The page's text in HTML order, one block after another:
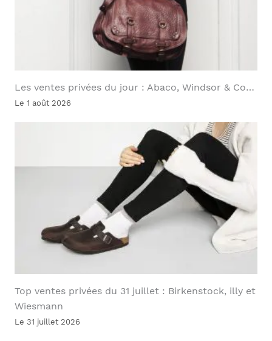
Les ventes privées du jour : Abaco, Windsor & Co…
Le 1 août 2026
Top ventes privées du 31 juillet : Birkenstock, illy et
Wiesmann
Le 31 juillet 2026